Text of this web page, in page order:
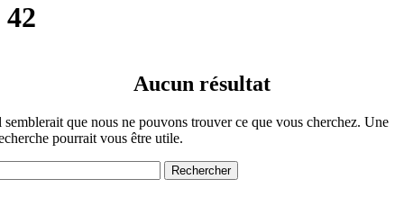
42
Aucun résultat
semblerait que nous ne pouvons trouver ce que vous cherchez. Une
pourrait vous être utile.